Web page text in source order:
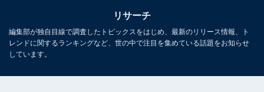
リサーチ
編集部が独自目線で調査したトピックスをはじめ、最新のリリース情報、ト
レンドに関するランキングなど、世の中で注目を集めている話題をお知らせ
しています。